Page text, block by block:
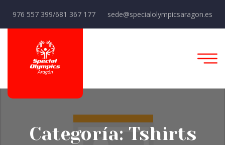
976 557 399/681 367 177 sede@specialolympicsaragon.es
Categoría: Tshirts